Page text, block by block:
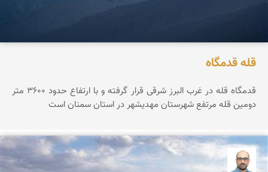
قله قدمگاه
قدمگاه قله در غرب البرز شرقی قرار گرفته و با ارتفاع حدود ۳۶0۰ متر
دومین قله مرتفع شهرستان مهدیشهر در استان سمنان است